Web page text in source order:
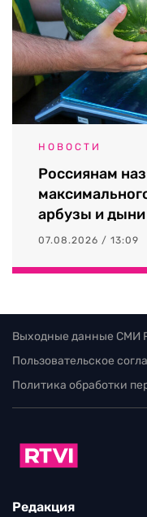
НОВОСТИ
Россиянам
арбузы и дыни
07.08.2026 / 13:09
Выходные данные СМИ
Пользовательское
Политика обработки
Редакция